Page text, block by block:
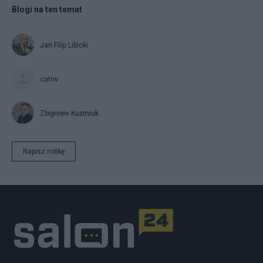
Blogi na ten temat
Jan Filip Libicki
catrw
Zbigniew Kuźmiuk
Napisz notkę